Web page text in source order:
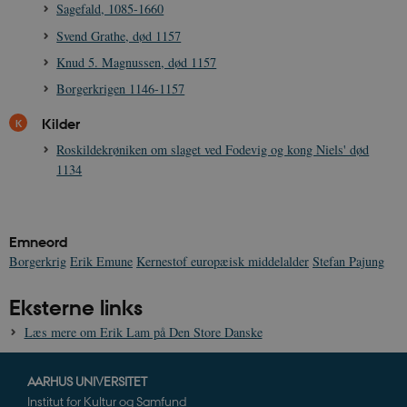
Sagefald, 1085-1660
Svend Grathe, død 1157
Knud 5. Magnussen, død 1157
Borgerkrigen 1146-1157
Kilder
Roskildekrøniken om slaget ved Fodevig og kong Niels' død
1134
Emneord
Borgerkrig Erik Emune Kernestof europæisk middelalder Stefan Pajung
Eksterne links
Læs mere om Erik Lam på Den Store Danske
AARHUS UNIVERSITET
Institut for Kultur og Samfund
Hjemmesiden kan ikke fungerer uden disse
cookies.
Navn
be_typo_user
TYPO3 Association
sp_landing
Spotify Inc.
.spotify.com